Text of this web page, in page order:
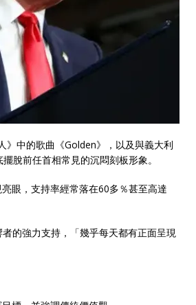
》中的歌曲《Golden》，以及與義大利
脫前任首相常見的沉悶刻板形象。
眼，支持率經常落在60多％甚至高達
的強力支持，「幾乎每天都有正面呈現